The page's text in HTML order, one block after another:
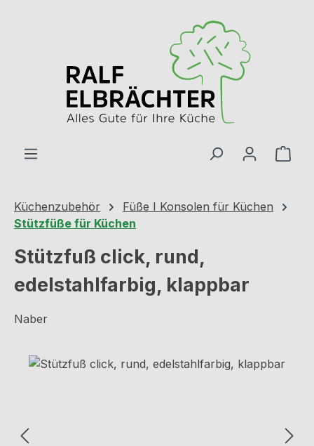
Küchenzubehör
Füße I Konsolen für Küchen
Stützfüße für Küchen
Stützfuß click, rund,
edelstahlfarbig, klappbar
Naber
Bildergalerie überspringen